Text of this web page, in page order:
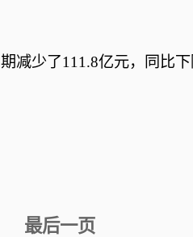
减少了111.8亿元，同比下
最后一页